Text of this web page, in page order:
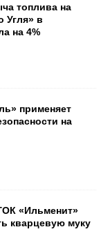
топлива на
Угля» в
на 4%
применяет
на
«Ильменит»
кварцевую муку